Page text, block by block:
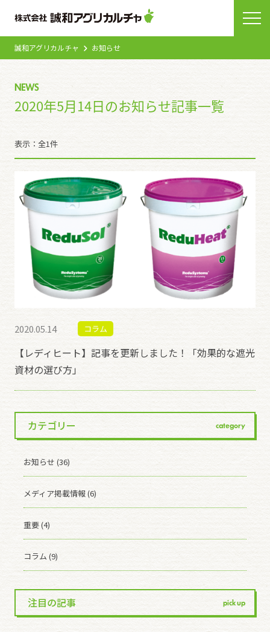
誠和アグリカルチャ お知らせ
NEWS
2020年5月14日のお知らせ記事一覧
表示：全1件
2020.05.14 コラム
【レディヒート】記事を更新しました！「効果的な遮光
資材の選び方」
カテゴリー category
お知らせ (36)
メディア掲載情報 (6)
重要 (4)
コラム (9)
注目の記事 pick up